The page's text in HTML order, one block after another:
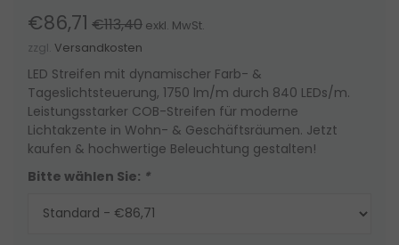
€86,71 €113,40 exkl. MwSt.
zzgl. Versandkosten
LED Streifen mit dynamischer Farb- &
Tageslichtsteuerung, 1750 lm/m durch 840 LEDs/m.
Leistungsstarker COB-Streifen für moderne
Lichtakzente in Wohn- & Geschäftsräumen. Jetzt
kaufen & hochwertige Beleuchtung gestalten!
Bitte wählen Sie: *